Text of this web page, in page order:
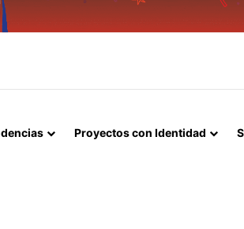
UNIDOS EL FIN DEL BLOQUEO Y
Proyectos con Identidad